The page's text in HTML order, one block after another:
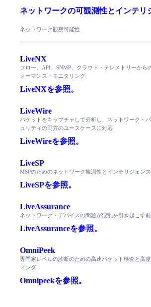
ネットワークの可観測性とインテリ
ネットワーク観察可能性
LiveNX
フロー、API、SNMP、クラウド・テレメトリーから
ォーマンス・モニタリング
LiveNXを参照。
LiveWire
パケットをキャプチャして分析し、ネットワーク・
ュリティの両方のユースケースに対応
LiveWireを参照。
LiveSP
MSPのためのネットワーク観測性とインテリジェンス
LiveSPを参照。
LiveAssurance
ネットワーク・デバイスの問題が混乱を引き起こす
LiveAssuranceを参照。
OmniPeek
専門家レベルの診断のための高速パケット検査と高
ィング
Omnipeekを参照。